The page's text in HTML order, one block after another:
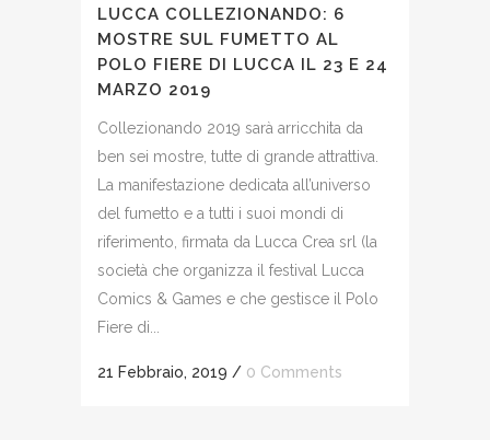
LUCCA COLLEZIONANDO: 6
MOSTRE SUL FUMETTO AL
POLO FIERE DI LUCCA IL 23 E 24
MARZO 2019
Collezionando 2019 sarà arricchita da
ben sei mostre, tutte di grande attrattiva.
La manifestazione dedicata all’universo
del fumetto e a tutti i suoi mondi di
riferimento, firmata da Lucca Crea srl (la
società che organizza il festival Lucca
Comics & Games e che gestisce il Polo
Fiere di...
21 Febbraio, 2019 / 0 Comments